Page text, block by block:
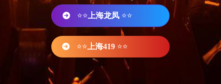
⭐⭐ 上海龙凤 ⭐⭐
⭐⭐ 上海419 ⭐⭐